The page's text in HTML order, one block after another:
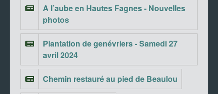
A l’aube en Hautes Fagnes - Nouvelles
photos
Plantation de genévriers - Samedi 27
avril 2024
Chemin restauré au pied de Beaulou